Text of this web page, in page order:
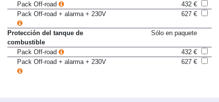
Pack Off-road
432 €
Pack Off-road + alarma + 230V
627 €
Protección del tanque de
combustible
Sólo en paquete
Pack Off-road
432 €
Pack Off-road + alarma + 230V
627 €